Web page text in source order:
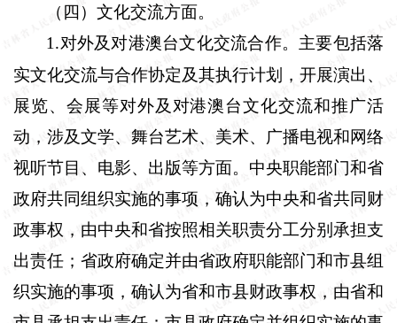
（四）文化交流方面。
1 .对外及对港澳台文化交流合作。主要包括落
实文化交流与合作协定及其执行计划，开展演出、
展览、会展等对外及对港澳台文化交流和推广活
动，涉及文学、舞台艺术、美术、广播电视和网络
视听节目、电影、出版等方面。中央职能部门和省
政府共同组织实施的事项，确认为中央和省共同财
政事权，由中央和省按照相关职责分工分别承担支
出责任；省政府确定并由省政府职能部门和市县组
织实施的事项，确认为省和市县财政事权，由省和